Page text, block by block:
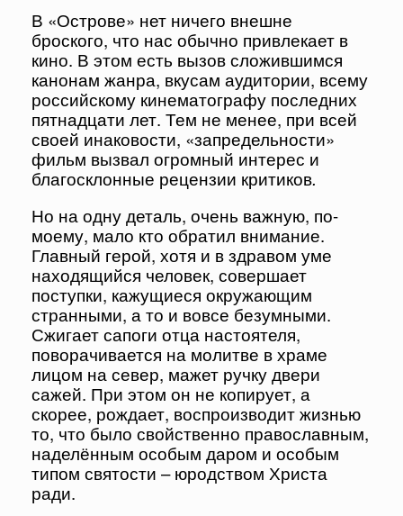
В «Острове» нет ничего внешне
броского, что нас обычно привлекает в
кино. В этом есть вызов сложившимся
канонам жанра, вкусам аудитории, всему
российскому кинематографу последних
пятнадцати лет. Тем не менее, при всей
своей инаковости, «запредельности»
фильм вызвал огромный интерес и
благосклонные рецензии критиков.
Но на одну деталь, очень важную, по-
моему, мало кто обратил внимание.
Главный герой, хотя и в здравом уме
находящийся человек, совершает
поступки, кажущиеся окружающим
странными, а то и вовсе безумными.
Сжигает сапоги отца настоятеля,
поворачивается на молитве в храме
лицом на север, мажет ручку двери
сажей. При этом он не копирует, а
скорее, рождает, воспроизводит жизнью
то, что было свойственно православным,
наделённым особым даром и особым
типом святости – юродством Христа
ради.